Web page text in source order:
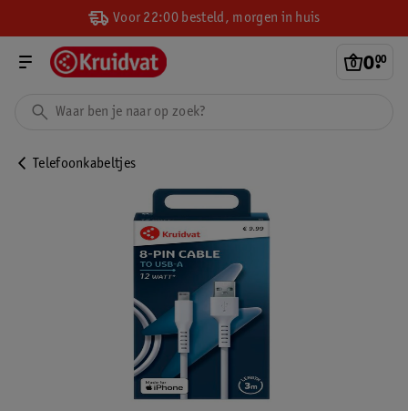
Voor 22:00 besteld, morgen in huis
0.
00
Telefoonkabeltjes